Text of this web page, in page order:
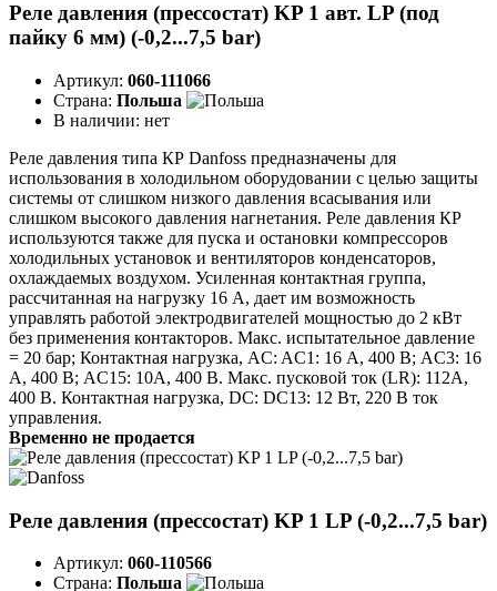
Реле давления (прессостат) KP 1 авт. LP (под
пайку 6 мм) (-0,2...7,5 bar)
Артикул: 060-111066
Страна: Польша
В наличии: нет
Реле давления типа КР Danfoss предназначены для
использования в холодильном оборудовании с целью защиты
системы от слишком низкого давления всасывания или
слишком высокого давления нагнетания. Реле давления КР
используются также для пуска и остановки компрессоров
холодильных установок и вентиляторов конденсаторов,
охлаждаемых воздухом. Усиленная контактная группа,
рассчитанная на нагрузку 16 А, дает им возможность
управлять работой электродвигателей мощностью до 2 кВт
без применения контакторов. Макс. испытательное давление
= 20 бар; Контактная нагрузка, AC: AC1: 16 А, 400 В; AC3: 16
А, 400 В; AC15: 10А, 400 В. Макс. пусковой ток (LR): 112А,
400 В. Контактная нагрузка, DC: DC13: 12 Вт, 220 В ток
управления.
Временно не продается
Реле давления (прессостат) KP 1 LP (-0,2...7,5 bar)
Артикул: 060-110566
Страна: Польша